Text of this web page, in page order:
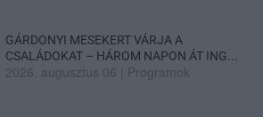
GÁRDONYI MESEKERT VÁRJA A
CSALÁDOKAT – HÁROM NAPON ÁT ING...
2026. augusztus 06 Programok